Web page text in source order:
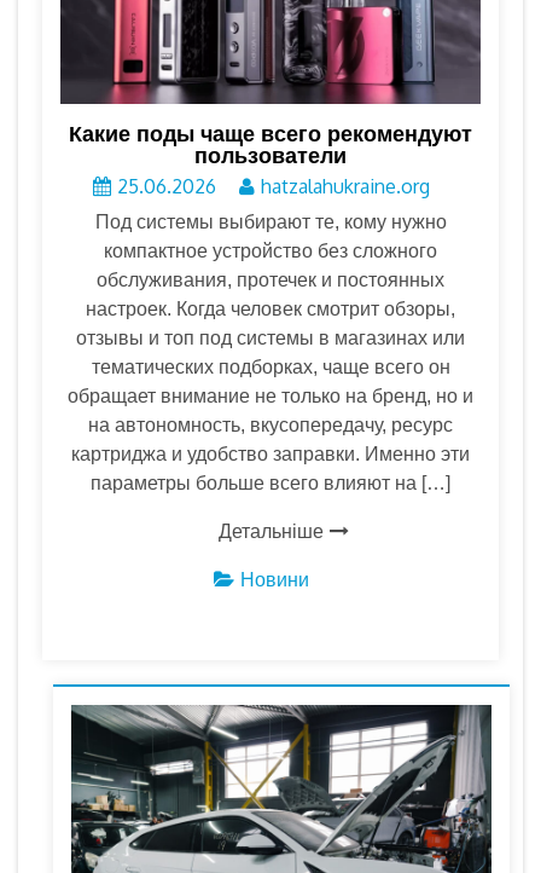
Какие поды чаще всего рекомендуют
пользователи
25.06.2026 hatzalahukraine.org
Под системы выбирают те, кому нужно
компактное устройство без сложного
обслуживания, протечек и постоянных
настроек. Когда человек смотрит обзоры,
отзывы и топ под системы в магазинах или
тематических подборках, чаще всего он
обращает внимание не только на бренд, но и
на автономность, вкусопередачу, ресурс
картриджа и удобство заправки. Именно эти
параметры больше всего влияют на […]
Детальніше
Новини